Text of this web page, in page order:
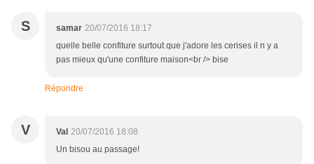
S samar 20/07/2016 18:17
quelle belle confiture surtout que j'adore les cerises il n y a
pas mieux qu'une confiture maison<br /> bise
Répondre
V Val 20/07/2016 18:08
Un bisou au passage!